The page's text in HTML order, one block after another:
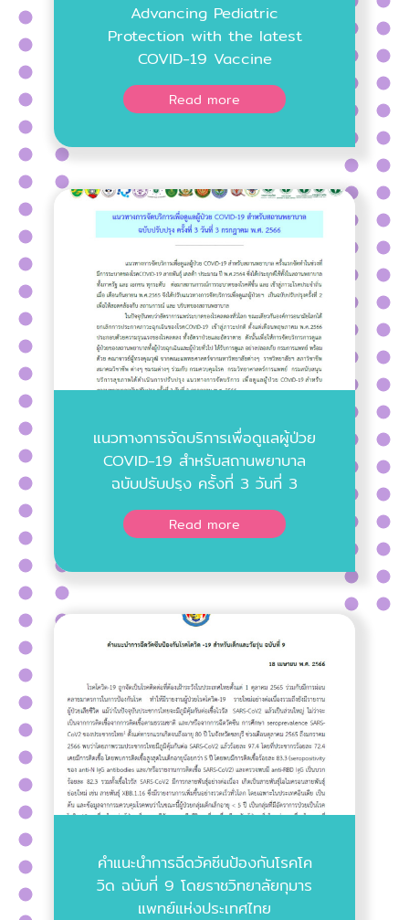
Advancing Pediatric
Protection with the latest
COVID-19 Vaccine
Read more
แนวทางการจัดบริการเพื่อดูแลผู้ป่วย
COVID-19 สําหรับสถานพยาบาล
ฉบับปรับปรุง ครั้งที่ 3 วันที่ 3
กรกฎาคม พ.ศ. 2566
Read more
คำแนะนำการฉีดวัคซีนป้องกันโรคโค
วิด ฉบับที่ 9 โดยราชวิทยาลัยกุมาร
แพทย์แห่งประเทศไทย